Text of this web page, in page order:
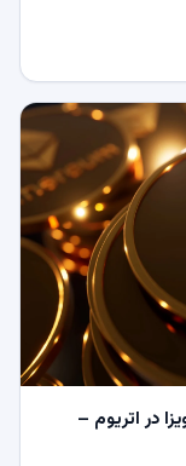
در اتریوم –